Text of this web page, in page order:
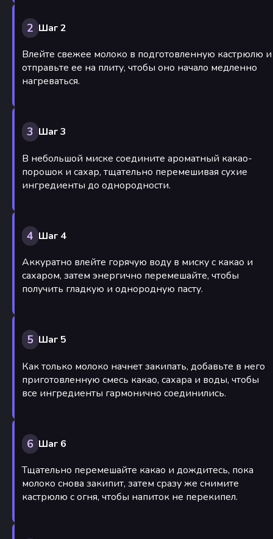
2 Шаг 2
Влейте свежее молоко в подготовленную кастрюлю и
отправьте ее на плиту, чтобы оно начало медленно
нагреваться.
3 Шаг 3
В небольшой миске соедините ароматный какао-
порошок и сахар, тщательно перемешивая сухие
ингредиенты до однородности.
4 Шаг 4
Аккуратно влейте горячую воду в миску с какао и
сахаром, затем энергично перемешайте, чтобы
получить гладкую и однородную пасту.
5 Шаг 5
Как только молоко начнет закипать, добавьте в него
приготовленную смесь какао, сахара и воды, чтобы
все ингредиенты гармонично соединились.
6 Шаг 6
Тщательно перемешайте какао и дождитесь, пока
молоко снова закипит, затем сразу же снимите
кастрюлю с огня, чтобы напиток не перекипел.